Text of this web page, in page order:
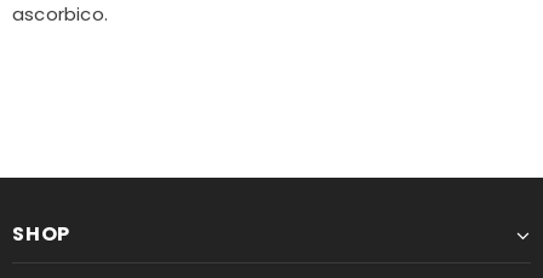
ascorbico.
SHOP